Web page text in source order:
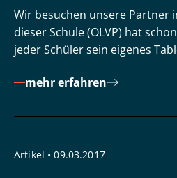
Wir besuchen unsere Partner
dieser Schule (OLVP) hat
jeder Schüler sein eigenes
mehr erfahren
Artikel • 09.03.2017